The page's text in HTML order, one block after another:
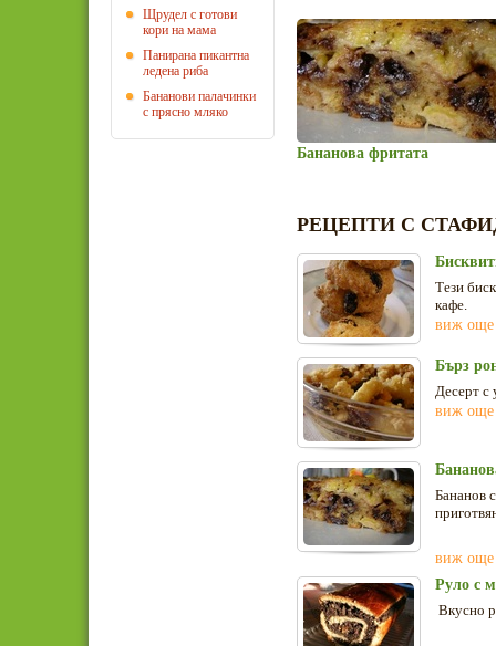
Щрудел с готови
кори на мама
Панирана пикантна
ледена риба
Бананови палачинки
с прясно мляко
Бананова фритата
РЕЦЕПТИ С
Тези
кафе.
виж още
Бърз
Десерт с
виж още
Бананов
виж още
Руло с
Вкусно